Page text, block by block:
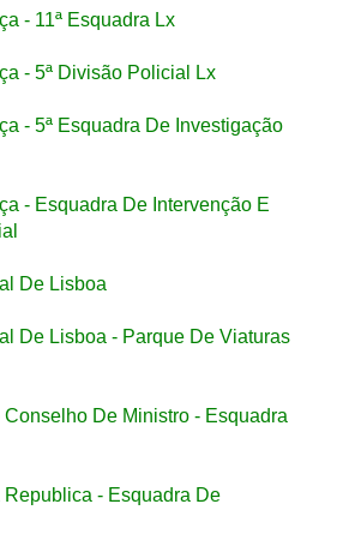
- 11ª Esquadra Lx
- 5ª Divisão Policial Lx
- 5ª Esquadra De Investigação
- Esquadra De Intervenção E
De Lisboa
De Lisboa - Parque De Viaturas
De Ministro - Esquadra
- Esquadra De